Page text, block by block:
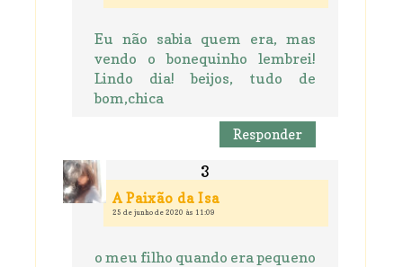
Eu não sabia quem era, mas
vendo o bonequinho lembrei!
Lindo dia! beijos, tudo de
bom,chica
Responder
A Paixão da Isa
25 de junho de 2020 às 11:09
o meu filho quando era pequeno